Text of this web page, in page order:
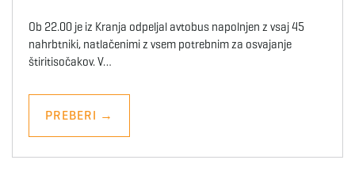
Ob 22.00 je iz Kranja odpeljal avtobus napolnjen z vsaj 45
nahrbtniki, natlačenimi z vsem potrebnim za osvajanje
štiritisočakov. V…
PREBERI →